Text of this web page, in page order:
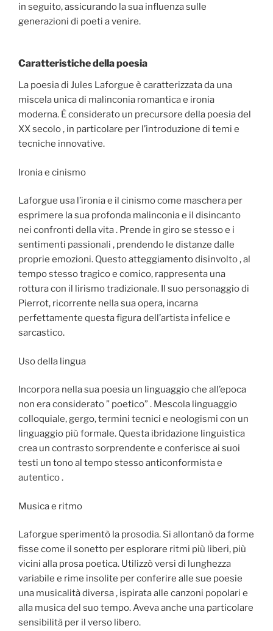
in seguito, assicurando la sua influenza sulle
generazioni di poeti a venire.
Caratteristiche della poesia
La poesia di Jules Laforgue è caratterizzata da una
miscela unica di malinconia romantica e ironia
moderna. È considerato un precursore della poesia del
XX secolo , in particolare per l’introduzione di temi e
tecniche innovative.
Ironia e cinismo
Laforgue usa l’ironia e il cinismo come maschera per
esprimere la sua profonda malinconia e il disincanto
nei confronti della vita . Prende in giro se stesso e i
sentimenti passionali , prendendo le distanze dalle
proprie emozioni. Questo atteggiamento disinvolto , al
tempo stesso tragico e comico, rappresenta una
rottura con il lirismo tradizionale. Il suo personaggio di
Pierrot, ricorrente nella sua opera, incarna
perfettamente questa figura dell’artista infelice e
sarcastico.
Uso della lingua
Incorpora nella sua poesia un linguaggio che all’epoca
non era considerato ” poetico” . Mescola linguaggio
colloquiale, gergo, termini tecnici e neologismi con un
linguaggio più formale. Questa ibridazione linguistica
crea un contrasto sorprendente e conferisce ai suoi
testi un tono al tempo stesso anticonformista e
autentico .
Musica e ritmo
Laforgue sperimentò la prosodia. Si allontanò da forme
fisse come il sonetto per esplorare ritmi più liberi, più
vicini alla prosa poetica. Utilizzò versi di lunghezza
variabile e rime insolite per conferire alle sue poesie
una musicalità diversa , ispirata alle canzoni popolari e
alla musica del suo tempo. Aveva anche una particolare
sensibilità per il verso libero.